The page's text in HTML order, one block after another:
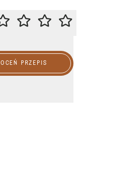
ZACHĘCAMY DO OCENY
OCEŃ PRZEPIS